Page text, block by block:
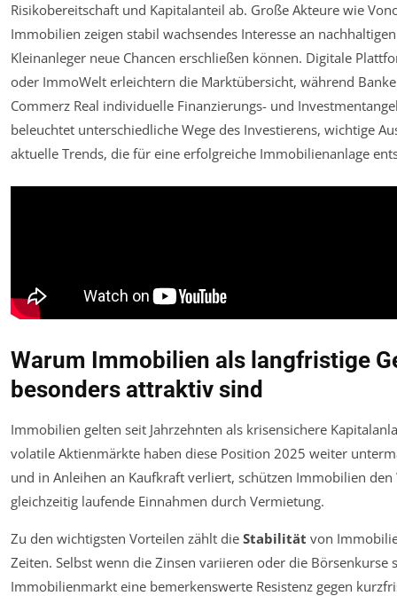
Risikobereitschaft und Kapitalanteil ab. Große Akteure wie
Immobilien zeigen stabil wachsendes Interesse an
Kleinanleger neue Chancen erschließen können. Digitale
oder ImmoWelt erleichtern die Marktübersicht, während
Commerz Real individuelle Finanzierungs- und
beleuchtet unterschiedliche Wege des Investierens, wichtige
aktuelle Trends, die für eine erfolgreiche Immobilienanlage
Warum Immobilien als langfristige
besonders attraktiv sind
Immobilien gelten seit Jahrzehnten als krisensichere
volatile Aktienmärkte haben diese Position 2025 weiter
und in Anleihen an Kaufkraft verliert, schützen Immobilien
gleichzeitig laufende Einnahmen durch Vermietung.
Zu den wichtigsten Vorteilen zählt die Stabilität von
Zeiten. Selbst wenn die Zinsen variieren oder die Börsenkurse
Immobilienmarkt eine bemerkenswerte Resistenz gegen